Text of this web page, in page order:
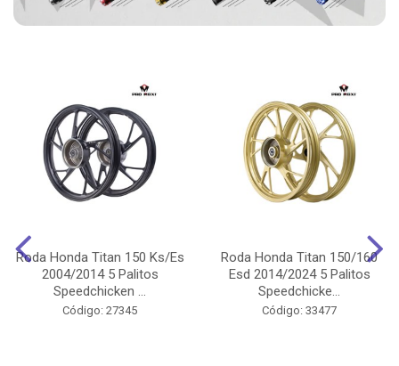
Roda Honda Titan 150 Ks/Es
2004/2014 5 Palitos
Speedchicken ...
Código: 27345
Roda Honda Titan 150/160
Esd 2014/2024 5 Palitos
Speedchicke...
Código: 33477